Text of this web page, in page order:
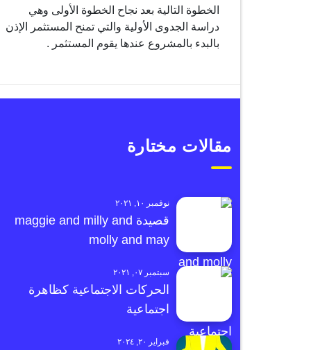
الخطوة التالية بعد نجاح الخطوة الأولى وهي
دراسة الجدوى الأولية والتي تمنح المستثمر الإذن
بالبدء بالمشروع عندها يقوم المستثمر .
مقالات مختارة
نوفمبر ١٠, ٢٠٢١
قصيدة maggie and milly and
molly and may
سبتمبر ٠٧, ٢٠٢١
الحركات الاجتماعية كظاهرة
اجتماعية
فبراير ٢٠, ٢٠٢٤